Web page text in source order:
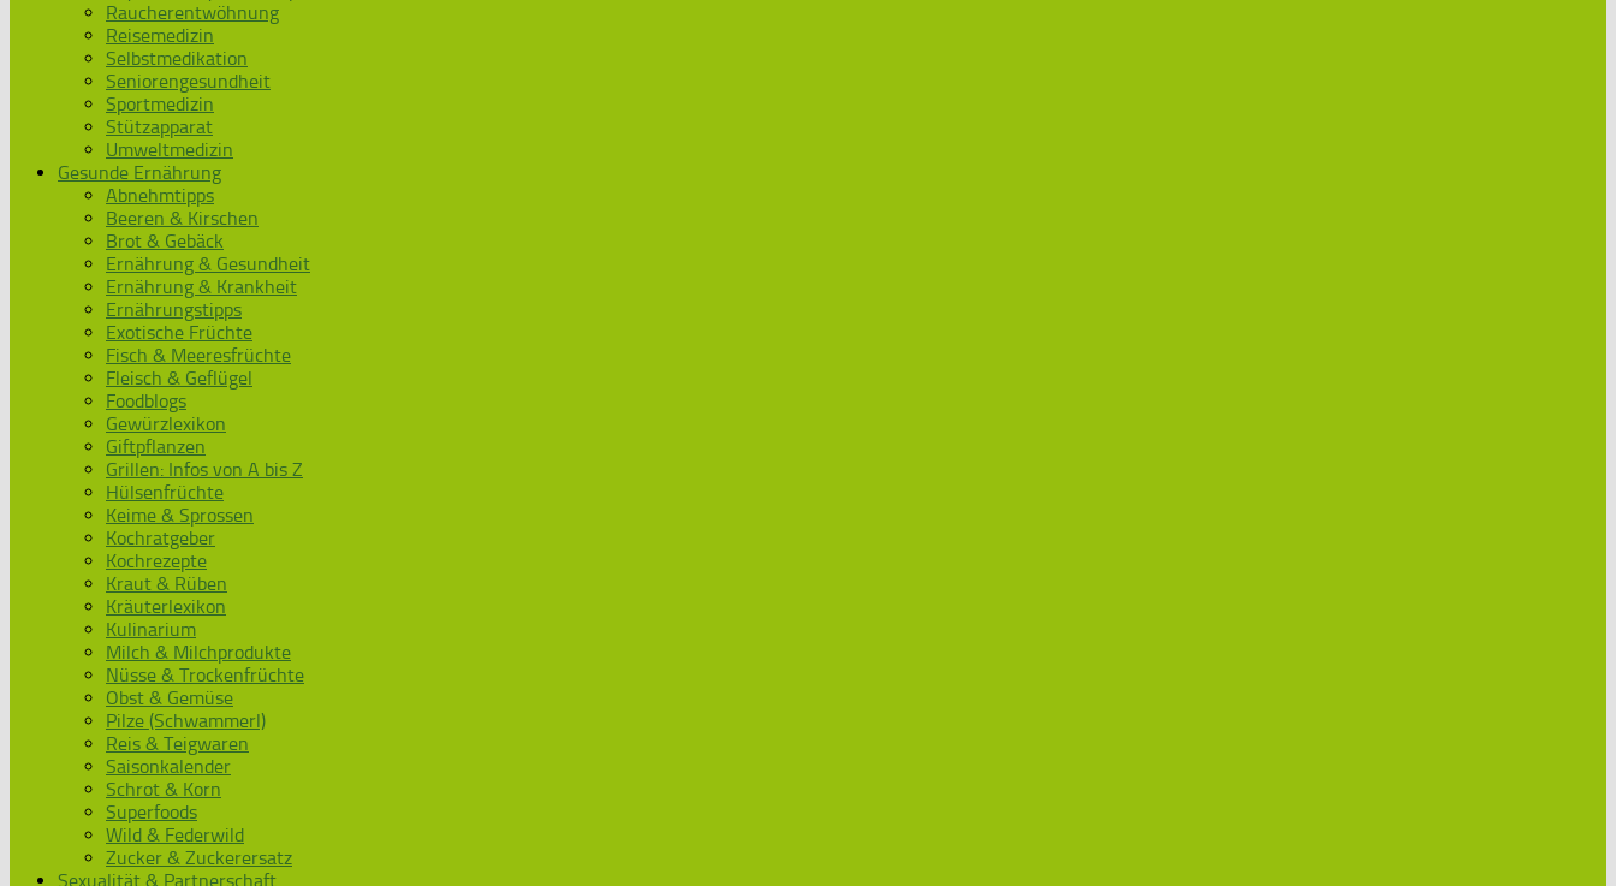
Raucherentwöhnung
Reisemedizin
Selbstmedikation
Seniorengesundheit
Sportmedizin
Stützapparat
Umweltmedizin
Gesunde Ernährung
Abnehmtipps
Beeren & Kirschen
Brot & Gebäck
Ernährung & Gesundheit
Ernährung & Krankheit
Ernährungstipps
Exotische Früchte
Fisch & Meeresfrüchte
Fleisch & Geflügel
Foodblogs
Gewürzlexikon
Giftpflanzen
Grillen: Infos von A bis Z
Hülsenfrüchte
Keime & Sprossen
Kochratgeber
Kochrezepte
Kraut & Rüben
Kräuterlexikon
Kulinarium
Milch & Milchprodukte
Nüsse & Trockenfrüchte
Obst & Gemüse
Pilze (Schwammerl)
Reis & Teigwaren
Saisonkalender
Schrot & Korn
Superfoods
Wild & Federwild
Zucker & Zuckerersatz
Sexualität & Partnerschaft